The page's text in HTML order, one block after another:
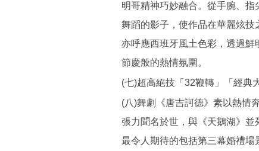
明哥精神巧妙融合。從手腕、
舞蹈的影子，使作品在華麗炫
亦呼應西班牙風土色彩，透過
節慶般的熱情氛圍。
(七)超高絕技「32鞭轉」「經典
(八)舞劇《唐吉訶德》素以熱情
張力聞名於世，與《天鵝湖》
最令人期待的包括第三幕婚禮